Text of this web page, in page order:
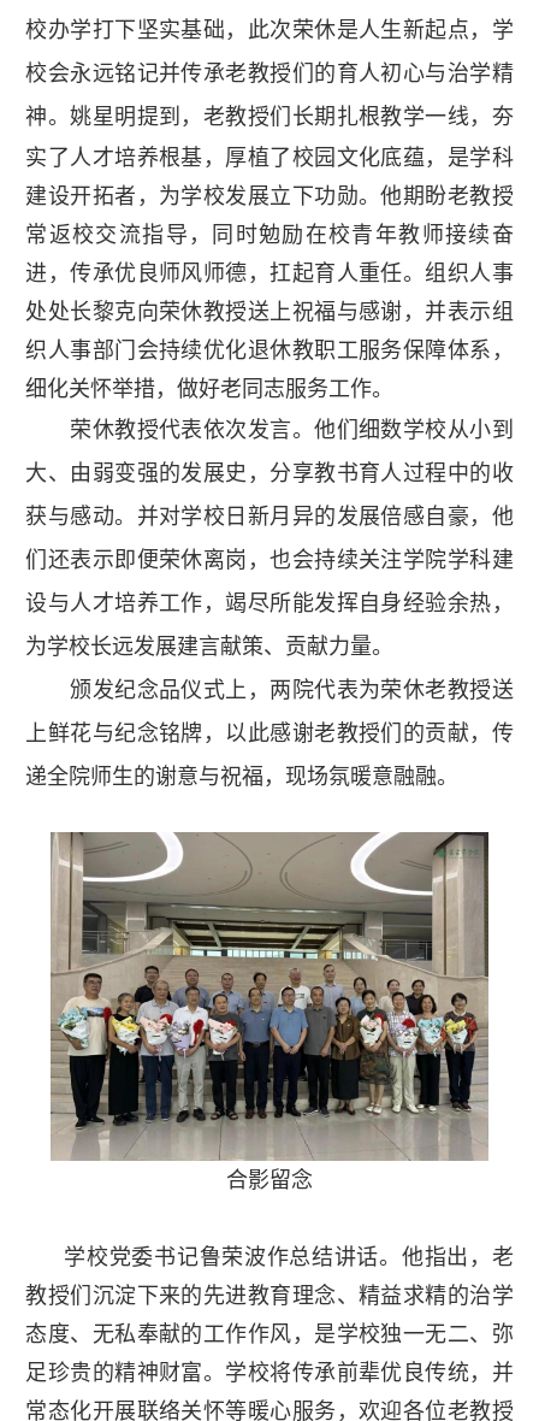
校办学打下坚实基础，此次荣休是人生新起点，学
校会永远铭记并传承老教授们的育人初心与治学精
神。姚星明提到，老教授们长期扎根教学一线，夯
实了人才培养根基，厚植了校园文化底蕴，是学科
建设开拓者，为学校发展立下功勋。他期盼老教授
常返校交流指导，同时勉励在校青年教师接续奋
进，传承优良师风师德，扛起育人重任。 组织人事
处处长黎克向荣休教授送上祝福与感谢，并表示组
织人事部门会持续优化退休教职工服务保障体系，
细化关怀举措，做好老同志服务工作。
荣休教授代表依次发言。他们细数学校从小到
大、由弱变强的发展史，分享教书育人过程中的收
获与感动。并对学校日新月异的发展倍感自豪，他
们还表示即便荣休离岗，也会持续关注学院学科建
设与人才培养工作，竭尽所能发挥自身经验余热，
为学校长远发展建言献策、贡献力量。
颁发纪念品仪式上，两院代表为荣休老教授送
上鲜花与纪念铭牌，以此感谢老教授们的贡献，传
递全院师生的谢意与祝福，现场氛暖意融融。
合影留念
学校党委书记鲁荣波作总结讲话。他指出，老
教授们沉淀下来的先进教育理念、精益求精的治学
态度、无私奉献的工作作风，是学校独一无二、弥
足珍贵的精神财富。学校将传承前辈优良传统，并
常态化开展联络关怀等暖心服务，欢迎各位老教授